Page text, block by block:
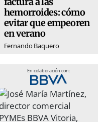
hemorroides: cómo
evitar que empeoren
en verano
Fernando Baquero
En colaboración con: